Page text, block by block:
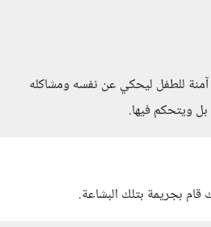
آمنة للطفل ليحكي عن نفسه ومشاكله
ويتحكم فيها.
بجريمة بتلك البشاعة.